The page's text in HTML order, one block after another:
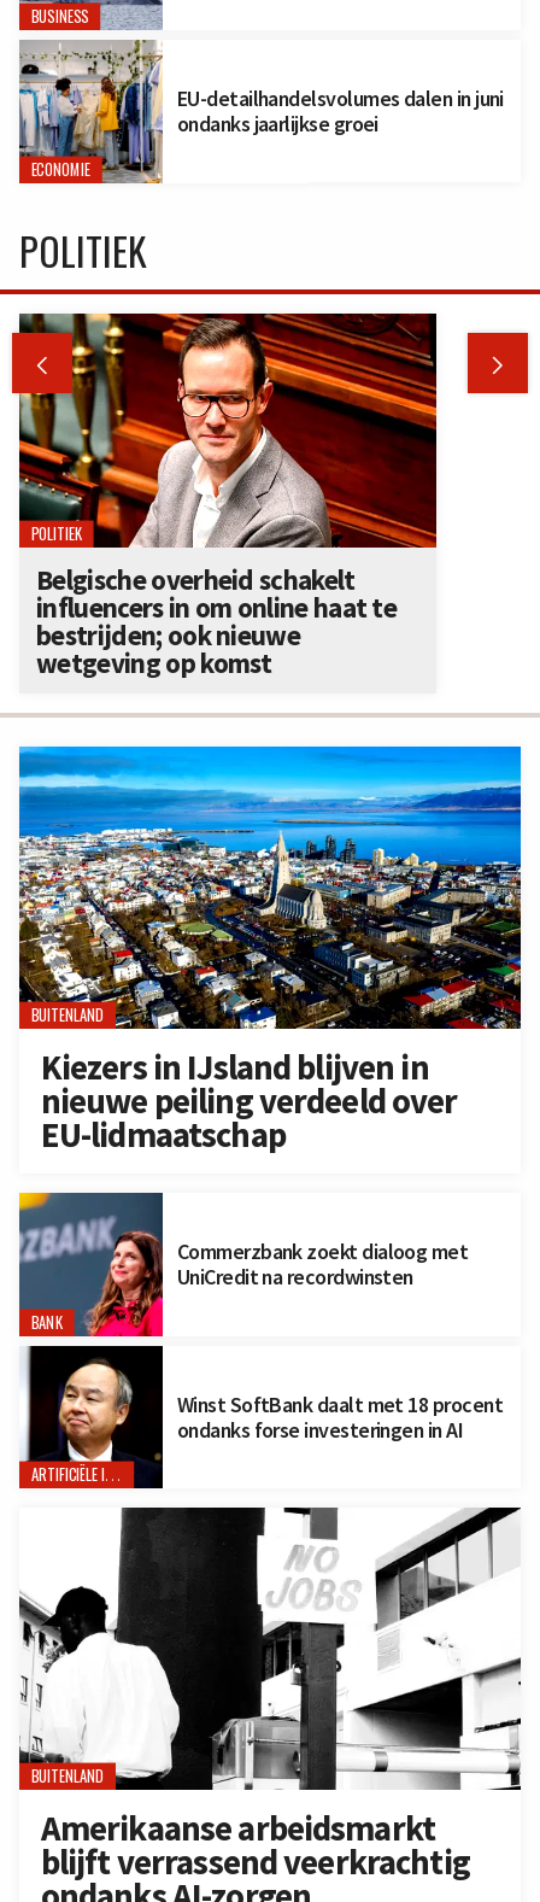
BUSINESS
ECONOMIE
EU-detailhandelsvolumes dalen in juni
ondanks jaarlijkse groei
BUITENLAND
Kiezers in IJsland blijven in
nieuwe peiling verdeeld over
EU-lidmaatschap
BANK
Commerzbank zoekt dialoog met
UniCredit na recordwinsten
ARTIFICIËLE INTELLIGENTIE
Winst SoftBank daalt met 18 procent
ondanks forse investeringen in AI
BUITENLAND
Amerikaanse arbeidsmarkt
blijft verrassend veerkrachtig
POLITIEK
 
POLITIEK
Belgische overheid schakelt
influencers in om online haat te
bestrijden; ook nieuwe
wetgeving op komst